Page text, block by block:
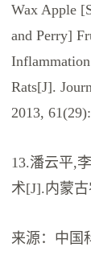
Wax Apple
and Perry]
Rats[J].
2013,
13.潘云平,
术[J].内蒙古
来源：中国